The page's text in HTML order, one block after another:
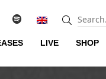
LIVE SHOP